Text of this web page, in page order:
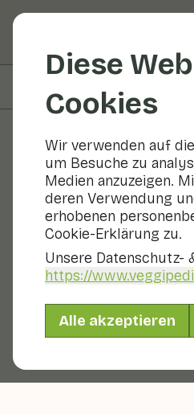
Diese
Cookies
Wir verwenden auf
um Besuche zu
Medien anzuzeigen.
deren Verwendung
erhobenen
Cookie-Erklärung zu.
Unsere Datenschutz-
https://
Alle akzeptieren